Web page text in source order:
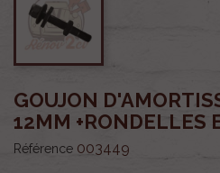
GOUJON
12MM +RONDELLES
Référence 003449